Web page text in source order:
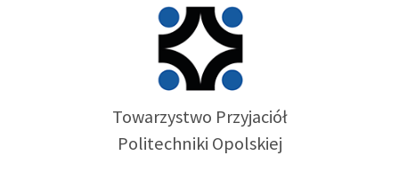
Towarzystwo Przyjaciół
Politechniki Opolskiej